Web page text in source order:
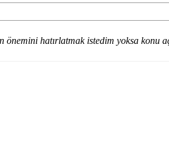
önemini hatırlatmak istedim yoksa konu